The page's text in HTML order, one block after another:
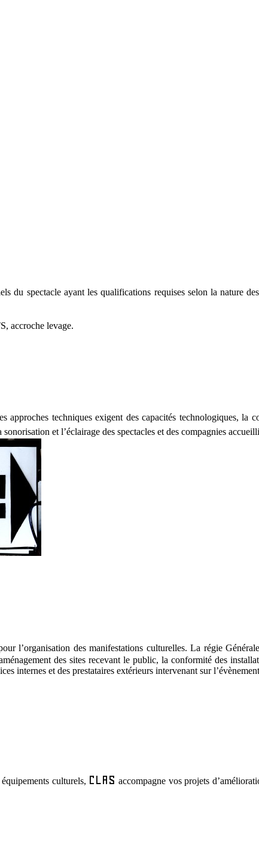
du spectacle ayant les qualifications requises selon la nature
accroche levage.
approches techniques exigent des capacités technologiques,
et l’éclairage des spectacles et des compagnies
l’organisation des manifestations culturelles. La régie
des sites recevant le public, la conformité des
internes et des prestataires extérieurs intervenant sur
culturels, CLAS accompagne vos projets